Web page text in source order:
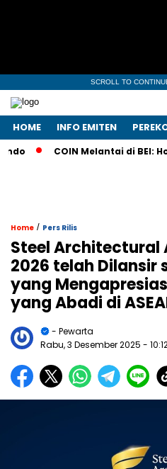
SCROLL TO
HOME INFO EMITEN
COIN Melantai di BEI:
Home / Pers Rilis
Steel Architectural
2026 telah Dilansir
yang
yang Abadi di
- Pewarta
Rabu, 3 Desember 2025 -